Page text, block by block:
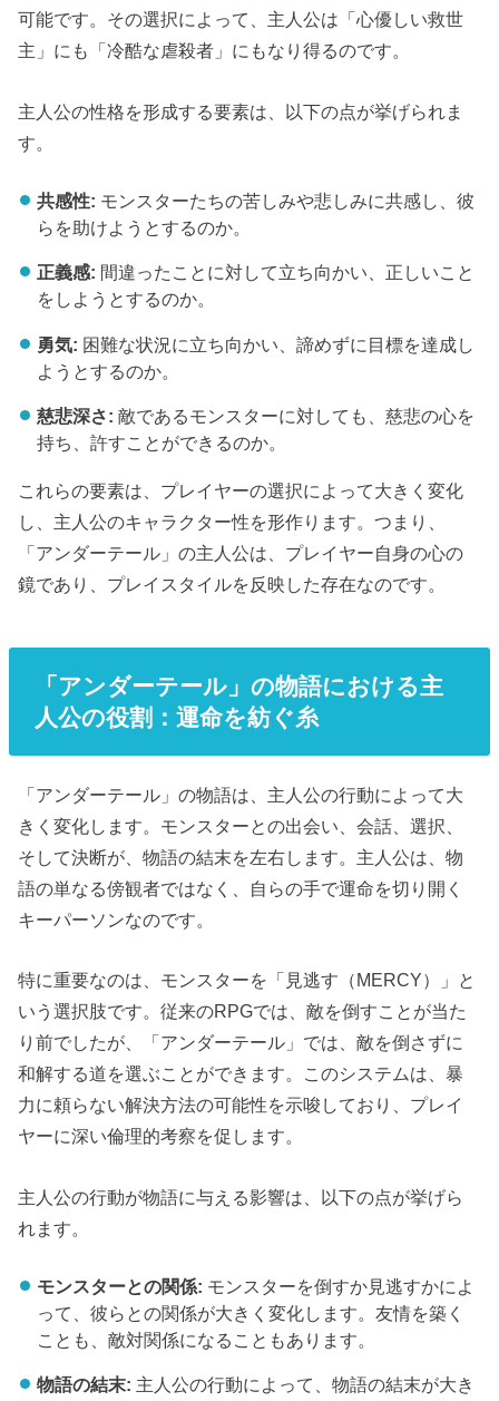
可能です。その選択によって、主人公は「心優しい救世
主」にも「冷酷な虐殺者」にもなり得るのです。
主人公の性格を形成する要素は、以下の点が挙げられま
す。
共感性: モンスターたちの苦しみや悲しみに共感し、彼
らを助けようとするのか。
正義感: 間違ったことに対して立ち向かい、正しいこと
をしようとするのか。
勇気: 困難な状況に立ち向かい、諦めずに目標を達成し
ようとするのか。
慈悲深さ: 敵であるモンスターに対しても、慈悲の心を
持ち、許すことができるのか。
これらの要素は、プレイヤーの選択によって大きく変化
し、主人公のキャラクター性を形作ります。つまり、
「アンダーテール」の主人公は、プレイヤー自身の心の
鏡であり、プレイスタイルを反映した存在なのです。
「アンダーテール」の物語における主
人公の役割：運命を紡ぐ糸
「アンダーテール」の物語は、主人公の行動によって大
きく変化します。モンスターとの出会い、会話、選択、
そして決断が、物語の結末を左右します。主人公は、物
語の単なる傍観者ではなく、自らの手で運命を切り開く
キーパーソンなのです。
特に重要なのは、モンスターを「見逃す（MERCY）」と
いう選択肢です。従来のRPGでは、敵を倒すことが当た
り前でしたが、「アンダーテール」では、敵を倒さずに
和解する道を選ぶことができます。このシステムは、暴
力に頼らない解決方法の可能性を示唆しており、プレイ
ヤーに深い倫理的考察を促します。
主人公の行動が物語に与える影響は、以下の点が挙げら
れます。
モンスターとの関係: モンスターを倒すか見逃すかによ
って、彼らとの関係が大きく変化します。友情を築く
ことも、敵対関係になることもあります。
物語の結末: 主人公の行動によって、物語の結末が大き